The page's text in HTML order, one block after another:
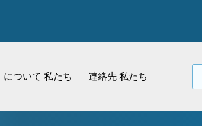
について 私たち 連絡先 私たち